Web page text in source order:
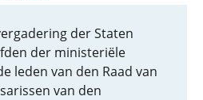
der Staten
der ministeriële
leden van den Raad van
van den